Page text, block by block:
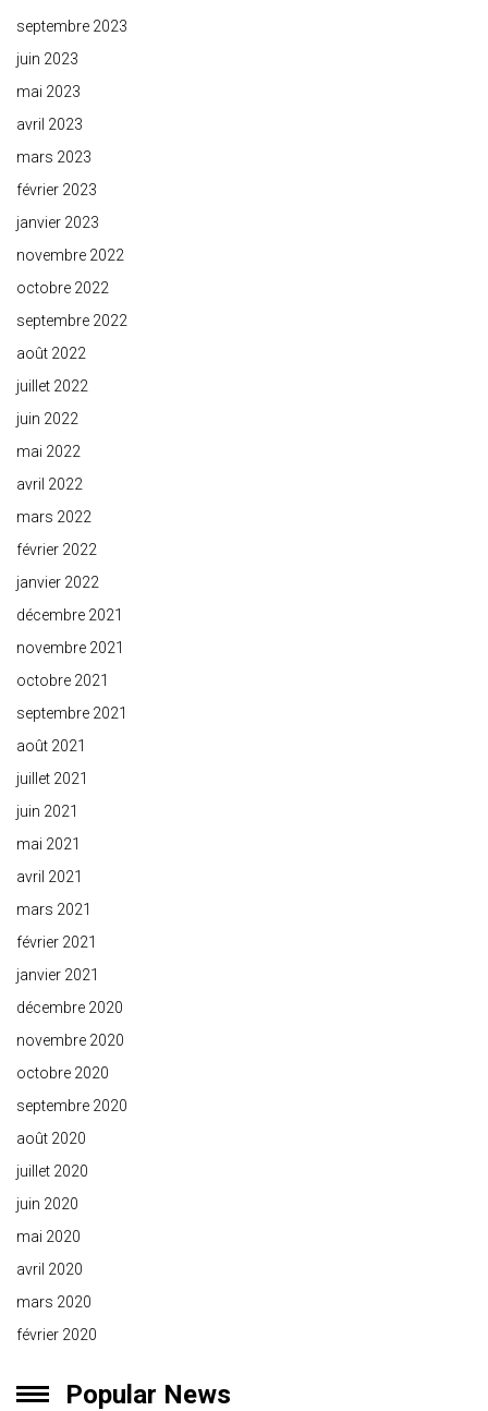
septembre 2023
juin 2023
mai 2023
avril 2023
mars 2023
février 2023
janvier 2023
novembre 2022
octobre 2022
septembre 2022
août 2022
juillet 2022
juin 2022
mai 2022
avril 2022
mars 2022
février 2022
janvier 2022
décembre 2021
novembre 2021
octobre 2021
septembre 2021
août 2021
juillet 2021
juin 2021
mai 2021
avril 2021
mars 2021
février 2021
janvier 2021
décembre 2020
novembre 2020
octobre 2020
septembre 2020
août 2020
juillet 2020
juin 2020
mai 2020
avril 2020
mars 2020
février 2020
Popular News